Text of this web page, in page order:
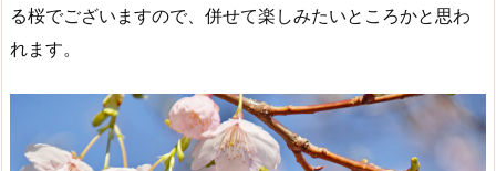
る桜でございますので、併せて楽しみたいところかと思わ
れます。